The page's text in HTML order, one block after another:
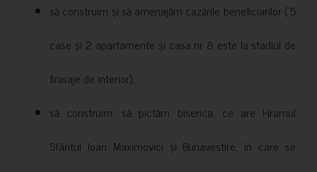
să construim și să amenajăm cazările beneficiarilor ( 5
case și 2 apartamente și casa nr 8 este la stadiul de
finisaje de interior);
să construim, să pictăm biserica, ce are Hramul
Sfântul Ioan Maximovici și Bunavestire, în care se